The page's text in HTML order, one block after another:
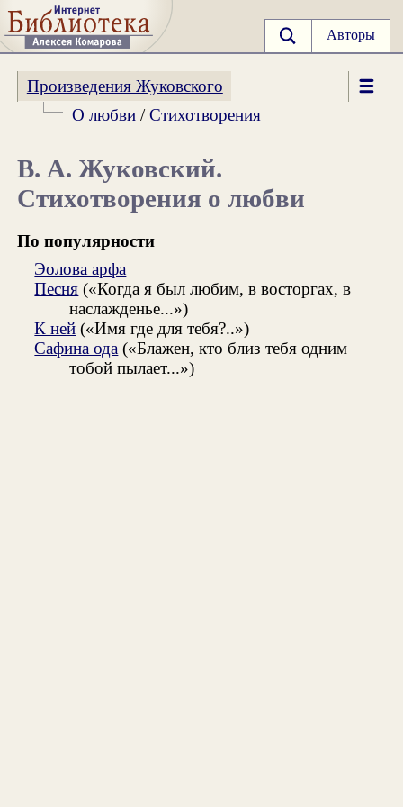
Авторы
Произведения Жуковского
О любви/Стихотворения
В. А. Жуковский.
Стихотворения о любви
По популярности
Эолова арфа
Песня («Когда я был любим, в восторгах, в
наслажденье...»)
К ней («Имя где для тебя?..»)
Сафина ода («Блажен, кто близ тебя одним
тобой пылает...»)